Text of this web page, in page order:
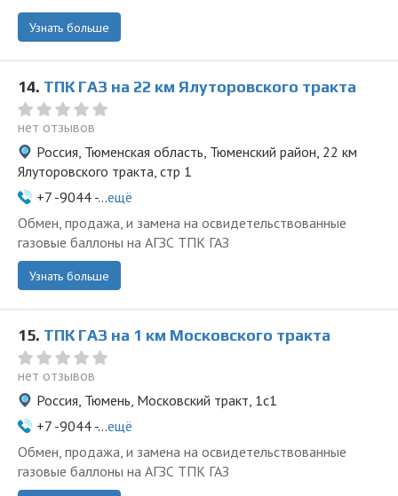
Узнать больше
14. ТПК ГАЗ на 22 км Ялуторовского тракта
нет отзывов
Россия, Тюменская область, Тюменский район, 22 км
Ялуторовского тракта, стр 1
+7 -9044 -...ещё
Обмен, продажа, и замена на освидетельствованные
газовые баллоны на АГЗС ТПК ГАЗ
Узнать больше
15. ТПК ГАЗ на 1 км Московского тракта
нет отзывов
Россия, Тюмень, Московский тракт, 1с1
+7 -9044 -...ещё
Обмен, продажа, и замена на освидетельствованные
газовые баллоны на АГЗС ТПК ГАЗ